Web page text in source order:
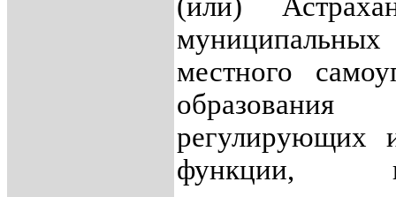
местного
регулирующих
функции,